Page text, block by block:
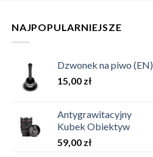
NAJPOPULARNIEJSZE
Dzwonek na piwo (EN)
15,00 zł
Antygrawitacyjny
Kubek Obiektyw
59,00 zł